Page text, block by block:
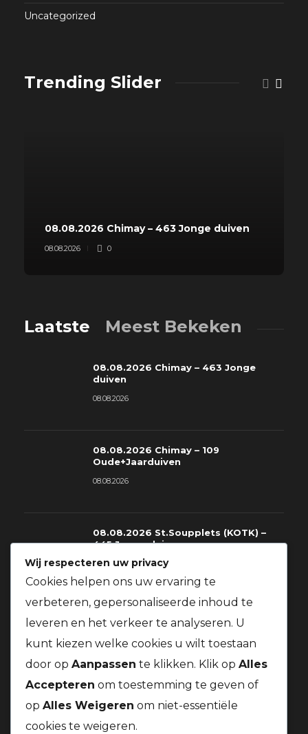
Uncategorized
Trending Slider
08.08.2026 Chimay – 463 Jonge duiven
08.08.2026 0
Laatste Meest Bekeken
08.08.2026 Chimay – 463 Jonge
duiven
08.08.2026
08.08.2026 Chimay – 109
Oude+Jaarduiven
08.08.2026
08.08.2026 St.Soupplets (KOTK) –
445 Jonge duiven
08.08.2026
Oude+Jaarduiven
08.08.2026
Wij respecteren uw privacy
Cookies helpen ons uw ervaring te
verbeteren, gepersonaliseerde inhoud te
leveren en het verkeer te analyseren. U
kunt kiezen welke cookies u wilt toestaan
door op Aanpassen te klikken. Klik op Alles
Accepteren om toestemming te geven of
op Alles Weigeren om niet-essentiële
cookies te weigeren.